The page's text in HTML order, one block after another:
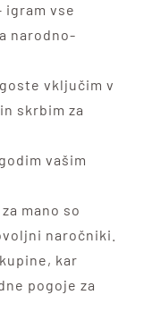
igram vse
narodno-
vključim v
skrbim za
vašim
mano so
naročniki.
kar
pogoje za